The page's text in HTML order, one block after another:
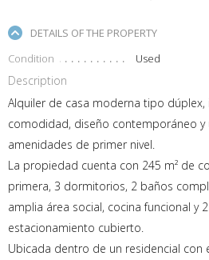
DETAILS OF THE PROPERTY
Condition
Used
Description
Alquiler de casa moderna tipo
comodidad, diseño contemporáneo y
amenidades de primer nivel.
La propiedad cuenta con 245 m² de
primera, 3 dormitorios, 2 baños
amplia área social, cocina funcional y
estacionamiento cubierto.
Ubicada dentro de un residencial con